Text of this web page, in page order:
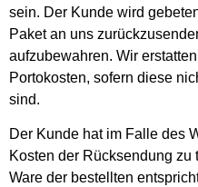
sein. Der Kunde wird
Paket an uns
aufzubewahren. Wir
Portokosten, sofern diese
sind.
Der Kunde hat im Falle des
Kosten der Rücksendung
Ware der bestellten